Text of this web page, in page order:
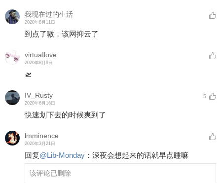
我现在过的生活
2020年8月11日
到点了嗷，该网抑云了
virtuaIlove
2020年8月9日
🛫️
IV_Rusty
2020年6月16日
5
快速划下去的时候爽到了
lmminence
2020年3月21日
回复@Lib-Monday ： 深夜会想起来的话就早点睡嘛
该评论已删除